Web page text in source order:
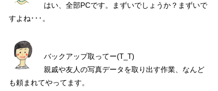
はい、全部PCです。まずいでしょうか？まずいで
すよね･･･。
バックアップ取ってー(T_T)
親戚や友人の写真データを取り出す作業、なんど
も頼まれてやってます。